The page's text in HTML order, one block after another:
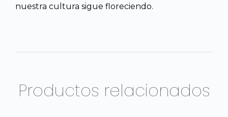
nuestra cultura sigue floreciendo.
Productos relacionados